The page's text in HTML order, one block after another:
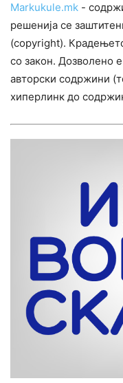
Markukule.mk -
решенија се
(copyright).
со закон. Дозволено
авторски содржини
хиперлинк до